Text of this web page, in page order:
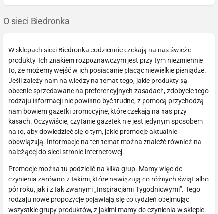
O sieci Biedronka
W sklepach sieci Biedronka codziennie czekają na nas świeże
produkty. Ich znakiem rozpoznawczym jest przy tym niezmiennie
to, że możemy wejść w ich posiadanie płacąc niewielkie pieniądze.
Jeśli zależy nam na wiedzy na temat tego, jakie produkty są
obecnie sprzedawane na preferencyjnych zasadach, zdobycie tego
rodzaju informacji nie powinno być trudne, z pomocą przychodzą
nam bowiem gazetki promocyjne, które czekają na nas przy
kasach. Oczywiście, czytanie gazetek nie jest jedynym sposobem
na to, aby dowiedzieć się o tym, jakie promocje aktualnie
obowiązują. Informacje na ten temat można znaleźć również na
należącej do sieci stronie internetowej.
Promocje można tu podzielić na kilka grup. Mamy więc do
czynienia zarówno z takimi, które nawiązują do różnych świąt albo
pór roku, jak i z tak zwanymi „Inspiracjami Tygodniowymi”. Tego
rodzaju nowe propozycje pojawiają się co tydzień obejmując
wszystkie grupy produktów, z jakimi mamy do czynienia w sklepie.